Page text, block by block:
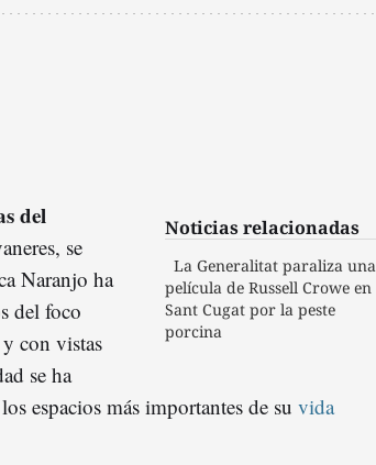
Noticias relacionadas
La Generalitat paraliza una
película de Russell Crowe en
Sant Cugat por la peste
porcina
del
se
Naranjo ha
del foco
con vistas
se ha
espacios más importantes de su vida